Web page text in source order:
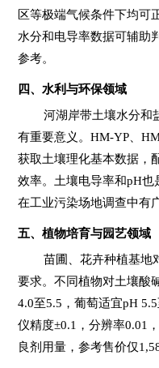
区等极端气候条件下均可
水分和电导率数据可辅助
参考。
四、水利与环保领域
河湖岸带土壤水分和
有重要意义。HM-YP、
获取土壤理化基本数据，
效率。土壤电导率和pH也
在工业污染场地调查中有
五、植物培育与园艺领域
苗圃、花卉种植基地
要求。不同植物对土壤酸
4.0至5.5，葡萄适宜pH
仪精度±0.1，分辨率0.01
良剂用量，参考售价仅